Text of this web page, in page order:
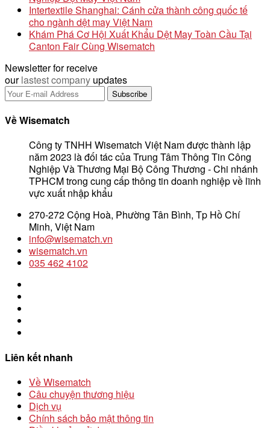
Intertextile Shanghai: Cánh cửa thành công quốc tế
cho ngành dệt may Việt Nam
Khám Phá Cơ Hội Xuất Khẩu Dệt May Toàn Cầu Tại
Canton Fair Cùng Wisematch
Newsletter for receive
ourlastest company updates
Về Wisematch
Công ty TNHH Wisematch Việt Nam được thành lập
năm 2023 là đối tác của Trung Tâm Thông Tin Công
Nghiệp Và Thương Mại Bộ Công Thương - Chi nhánh
TPHCM trong cung cấp thông tin doanh nghiệp về lĩnh
vực xuất nhập khẩu
270-272 Cộng Hoà, Phường Tân Bình, Tp Hồ Chí
Minh, Việt Nam
info@wisematch.vn
wisematch.vn
035 462 4102
Liên kết nhanh
Về Wisematch
Câu chuyện thương hiệu
Dịch vụ
Chính sách bảo mật thông tin